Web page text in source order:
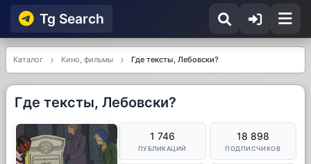
Tg Searсh
Каталог Кино, фильмы Где тексты, Лебовски?
Где тексты, Лебовски?
1 746
ПУБЛИКАЦИЙ
18 898
ПОДПИСЧИКОВ